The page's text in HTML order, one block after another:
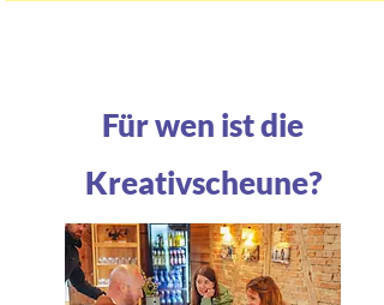
Für wen ist die
Kreativscheune?